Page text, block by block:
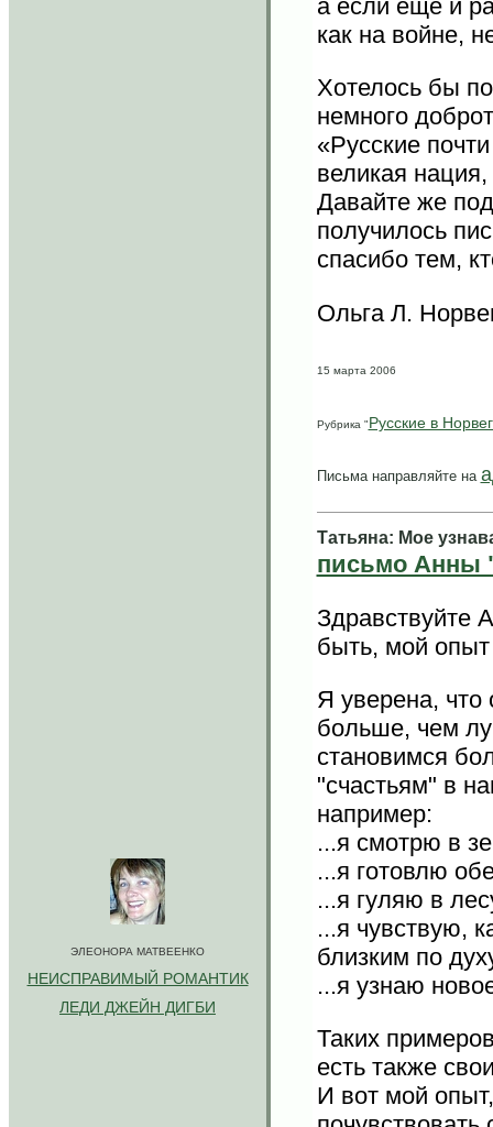
ЭЛЕОНОРА МАТВЕЕНКО
НЕИСПРАВИМЫЙ РОМАНТИК
ЛЕДИ ДЖЕЙН ДИГБИ
а если еще и
как на войне,
Хотелось бы
немного
«Русские
великая
Давайте же
получилось
спасибо тем,
Ольга Л.
15 марта 2006
Рубрика "Русские в
Письма направляйте на
Tатьяна: Мое
письмо Анны
Здравствуйте
быть, мой
Я уверена,
больше, чем
становимся
"счастьям" в
например:
...я смотрю в
...я готовлю
...я гуляю в
...я чувствую,
близким по
...я узнаю
Таких
есть также
И вот мой